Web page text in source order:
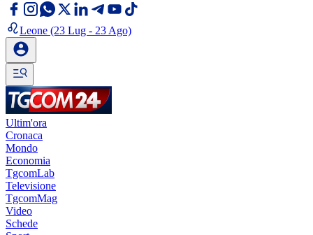
Leone (23 Lug - 23 Ago)
Ultim'ora
Cronaca
Mondo
Economia
TgcomLab
Televisione
TgcomMag
Video
Schede